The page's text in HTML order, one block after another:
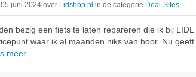
juni 2024 over Lidshop.nl in de categorie Deal-Sites
bezig een fiets te laten repareren die ik bij LIDL
waar ik al maanden niks van hoor. Nu
meer